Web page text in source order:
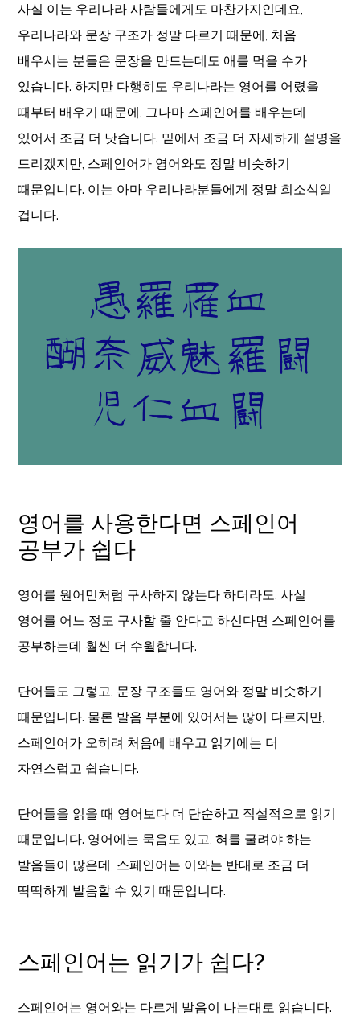
사실 이는 우리나라 사람들에게도 마찬가지인데요,
우리나라와 문장 구조가 정말 다르기 때문에, 처음
배우시는 분들은 문장을 만드는데도 애를 먹을 수가
있습니다. 하지만 다행히도 우리나라는 영어를 어렸을
때부터 배우기 때문에, 그나마 스페인어를 배우는데
있어서 조금 더 낫습니다. 밑에서 조금 더 자세하게 설명을
드리겠지만, 스페인어가 영어와도 정말 비슷하기
때문입니다. 이는 아마 우리나라분들에게 정말 희소식일
겁니다.
영어를 사용한다면 스페인어
공부가 쉽다
영어를 원어민처럼 구사하지 않는다 하더라도, 사실
영어를 어느 정도 구사할 줄 안다고 하신다면 스페인어를
공부하는데 훨씬 더 수월합니다.
단어들도 그렇고, 문장 구조들도 영어와 정말 비슷하기
때문입니다. 물론 발음 부분에 있어서는 많이 다르지만,
스페인어가 오히려 처음에 배우고 읽기에는 더
자연스럽고 쉽습니다.
단어들을 읽을 때 영어보다 더 단순하고 직설적으로 읽기
때문입니다. 영어에는 묵음도 있고, 혀를 굴려야 하는
발음들이 많은데, 스페인어는 이와는 반대로 조금 더
딱딱하게 발음할 수 있기 때문입니다.
스페인어는 읽기가 쉽다?
스페인어는 영어와는 다르게 발음이 나는대로 읽습니다.